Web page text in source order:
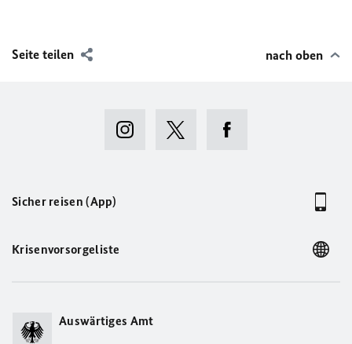
Seite teilen nach oben
Sicher reisen (App)
Krisenvorsorgeliste
Auswärtiges Amt